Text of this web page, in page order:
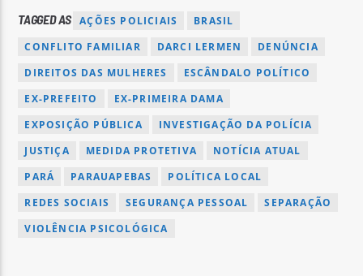
TAGGED AS AÇÕES POLICIAIS
BRASIL
CONFLITO FAMILIAR
DARCI LERMEN
DENÚNCIA
DIREITOS DAS MULHERES
ESCÂNDALO POLÍTICO
EX-PREFEITO
EX-PRIMEIRA DAMA
EXPOSIÇÃO PÚBLICA
INVESTIGAÇÃO DA POLÍCIA
JUSTIÇA
MEDIDA PROTETIVA
NOTÍCIA ATUAL
PARÁ
PARAUAPEBAS
POLÍTICA LOCAL
REDES SOCIAIS
SEGURANÇA PESSOAL
SEPARAÇÃO
VIOLÊNCIA PSICOLÓGICA